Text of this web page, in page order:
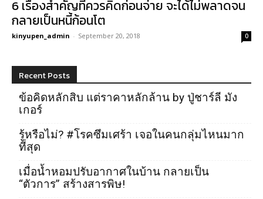
6 เรื่องสำคัญที่ควรคิดก่อนจ่าย จะได้ไม่พลาดจน
กลายเป็นหนี้ก้อนโต
kinyupen_admin - September 20, 2018 0
Recent Posts
ข้อคิดหลักสิบ แต่ราคาหลักล้าน by ปู่ชาร์ลี มัง
เกอร์
รู้หรือไม่? #โรคซึมเศร้า เจอในคนกลุ่มไหนมาก
ที่สุด
เมื่อน้ำหอมปรับอากาศในบ้าน กลายเป็น
“ตัวการ” สร้างสารพิษ!